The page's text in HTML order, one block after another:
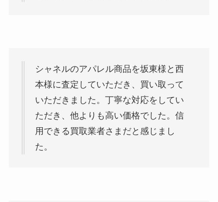
シャネルのアパレル商品を坂東様と西
本様に査定していただき、買い取って
いただきました。丁寧な対応をしてい
ただき、他よりも高い価格でした。信
用できる買取業者さまだと感じまし
た。